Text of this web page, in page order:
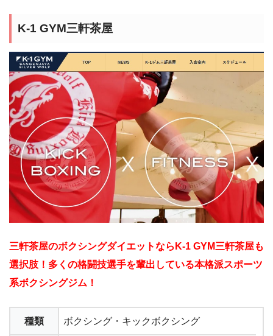
K-1 GYM三軒茶屋
三軒茶屋のボクシングダイエットならK-1 GYM三軒茶屋も
選択肢！多くの格闘技選手を輩出している本格派スポーツ
系ボクシングジム！
種類 ボクシング・キックボクシング